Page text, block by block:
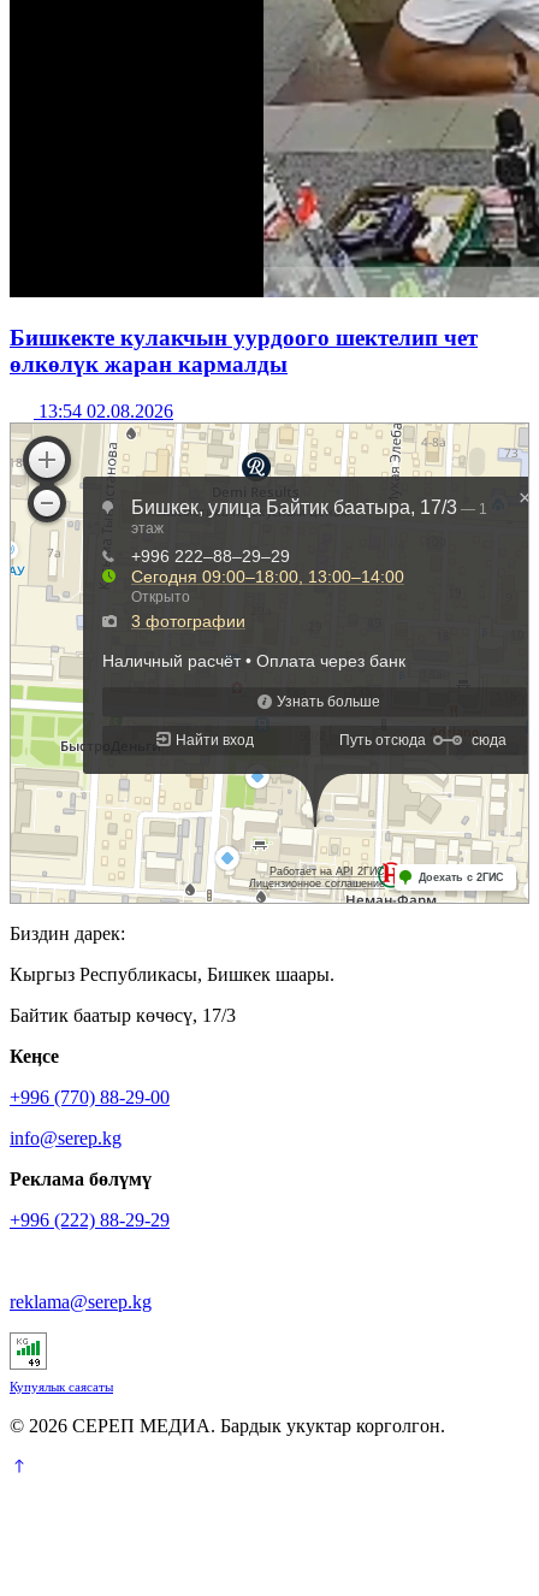
Бишкекте кулакчын уурдоого шектелип чет
өлкөлүк жаран кармалды
13:54 02.08.2026
Биздин дарек:
Кыргыз Республикасы, Бишкек шаары.
Байтик баатыр көчөсү, 17/3
Кеӊсе
+996 (770) 88-29-00
info@serep.kg
Реклама бөлүмү
+996 (222) 88-29-29
reklama@serep.kg
Купуялык саясаты
© 2026 СЕРЕП МЕДИА. Бардык укуктар корголгон.